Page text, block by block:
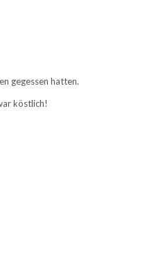
gegessen hatten.
köstlich!